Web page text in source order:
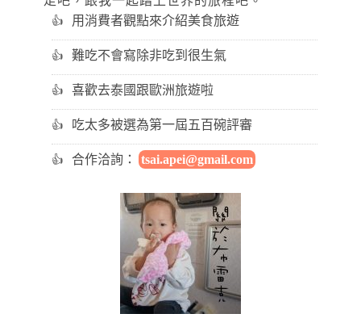
用消費者觀點來介紹美食旅遊
難吃不會寫除非吃到很生氣
喜歡去泰國跟歐洲旅遊啦
吃太多被選為第一屆五百碗評審
合作洽詢： tsai.apei@gmail.com